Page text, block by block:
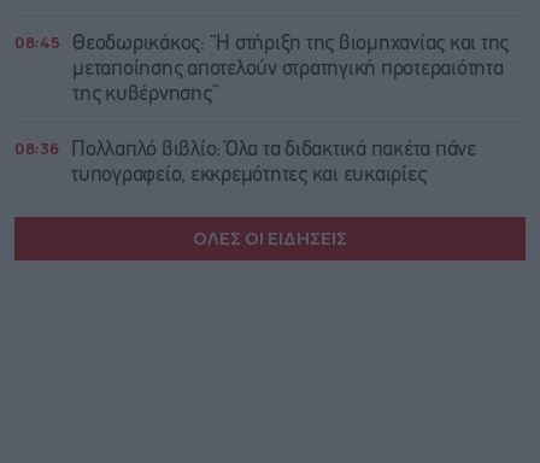
08:45
Θεοδωρικάκος: “Η στήριξη της βιομηχανίας και της
μεταποίησης αποτελούν στρατηγική προτεραιότητα
της κυβέρνησης”
08:36
Πολλαπλό βιβλίο: Όλα τα διδακτικά πακέτα πάνε
τυπογραφείο, εκκρεμότητες και ευκαιρίες
ΟΛΕΣ ΟΙ ΕΙΔΗΣΕΙΣ